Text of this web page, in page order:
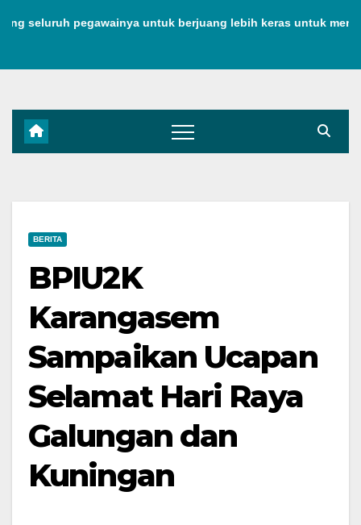
pegawainya untuk berjuang lebih keras untuk menjaga
BERITA
BPIU2K
Karangasem
Sampaikan Ucapan
Selamat Hari Raya
Galungan dan
Kuningan